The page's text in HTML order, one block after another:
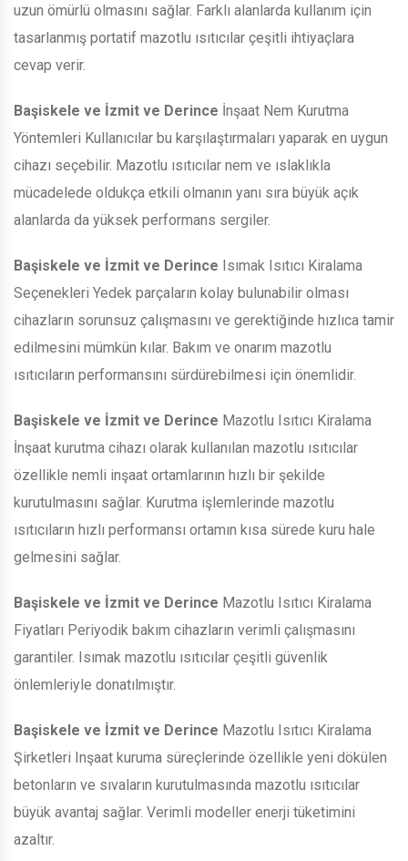
uzun ömürlü olmasını sağlar. Farklı alanlarda kullanım için
tasarlanmış portatif mazotlu ısıtıcılar çeşitli ihtiyaçlara
cevap verir.
Başiskele ve İzmit ve Derince İnşaat Nem Kurutma
Yöntemleri Kullanıcılar bu karşılaştırmaları yaparak en uygun
cihazı seçebilir. Mazotlu ısıtıcılar nem ve ıslaklıkla
mücadelede oldukça etkili olmanın yanı sıra büyük açık
alanlarda da yüksek performans sergiler.
Başiskele ve İzmit ve Derince Isımak Isıtıcı Kiralama
Seçenekleri Yedek parçaların kolay bulunabilir olması
cihazların sorunsuz çalışmasını ve gerektiğinde hızlıca tamir
edilmesini mümkün kılar. Bakım ve onarım mazotlu
ısıtıcıların performansını sürdürebilmesi için önemlidir.
Başiskele ve İzmit ve Derince Mazotlu Isıtıcı Kiralama
İnşaat kurutma cihazı olarak kullanılan mazotlu ısıtıcılar
özellikle nemli inşaat ortamlarının hızlı bir şekilde
kurutulmasını sağlar. Kurutma işlemlerinde mazotlu
ısıtıcıların hızlı performansı ortamın kısa sürede kuru hale
gelmesini sağlar.
Başiskele ve İzmit ve Derince Mazotlu Isıtıcı Kiralama
Fiyatları Periyodik bakım cihazların verimli çalışmasını
garantiler. Isımak mazotlu ısıtıcılar çeşitli güvenlik
önlemleriyle donatılmıştır.
Başiskele ve İzmit ve Derince Mazotlu Isıtıcı Kiralama
Şirketleri Inşaat kuruma süreçlerinde özellikle yeni dökülen
betonların ve sıvaların kurutulmasında mazotlu ısıtıcılar
büyük avantaj sağlar. Verimli modeller enerji tüketimini
azaltır.